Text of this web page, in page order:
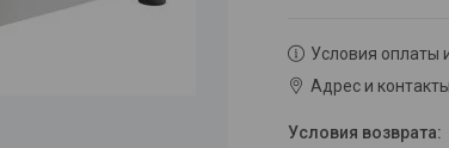
Условия оплаты
Адрес и контакты